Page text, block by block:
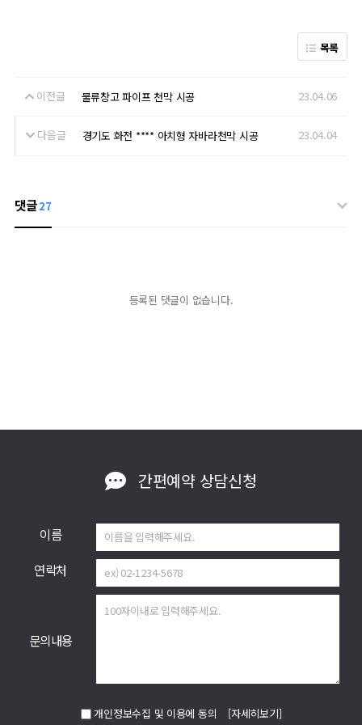
목록
이전글 물류창고 파이프 천막 시공 23.04.06
다음글 경기도 화전 **** 아치형 자바라천막 시공 23.04.04
댓글27
등록된 댓글이 없습니다.
간편예약상담신청
이름
연락처
문의내용
개인정보수집 및 이용에 동의 [자세히보기]